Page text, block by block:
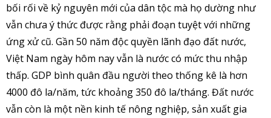
bối rối về kỷ nguyên mới của dân tộc mà họ dường như
vẫn chưa ý thức được rằng phải đoạn tuyệt với những
ứng xử cũ. Gần 50 năm độc quyền lãnh đạo đất nước,
Việt Nam ngày hôm nay vẫn là nước có mức thu nhập
thấp. GDP bình quân đầu người theo thống kê là hơn
4000 đô la/năm, tức khoảng 350 đô la/tháng. Đất nước
vẫn còn là một nền kinh tế nông nghiệp, sản xuất gia